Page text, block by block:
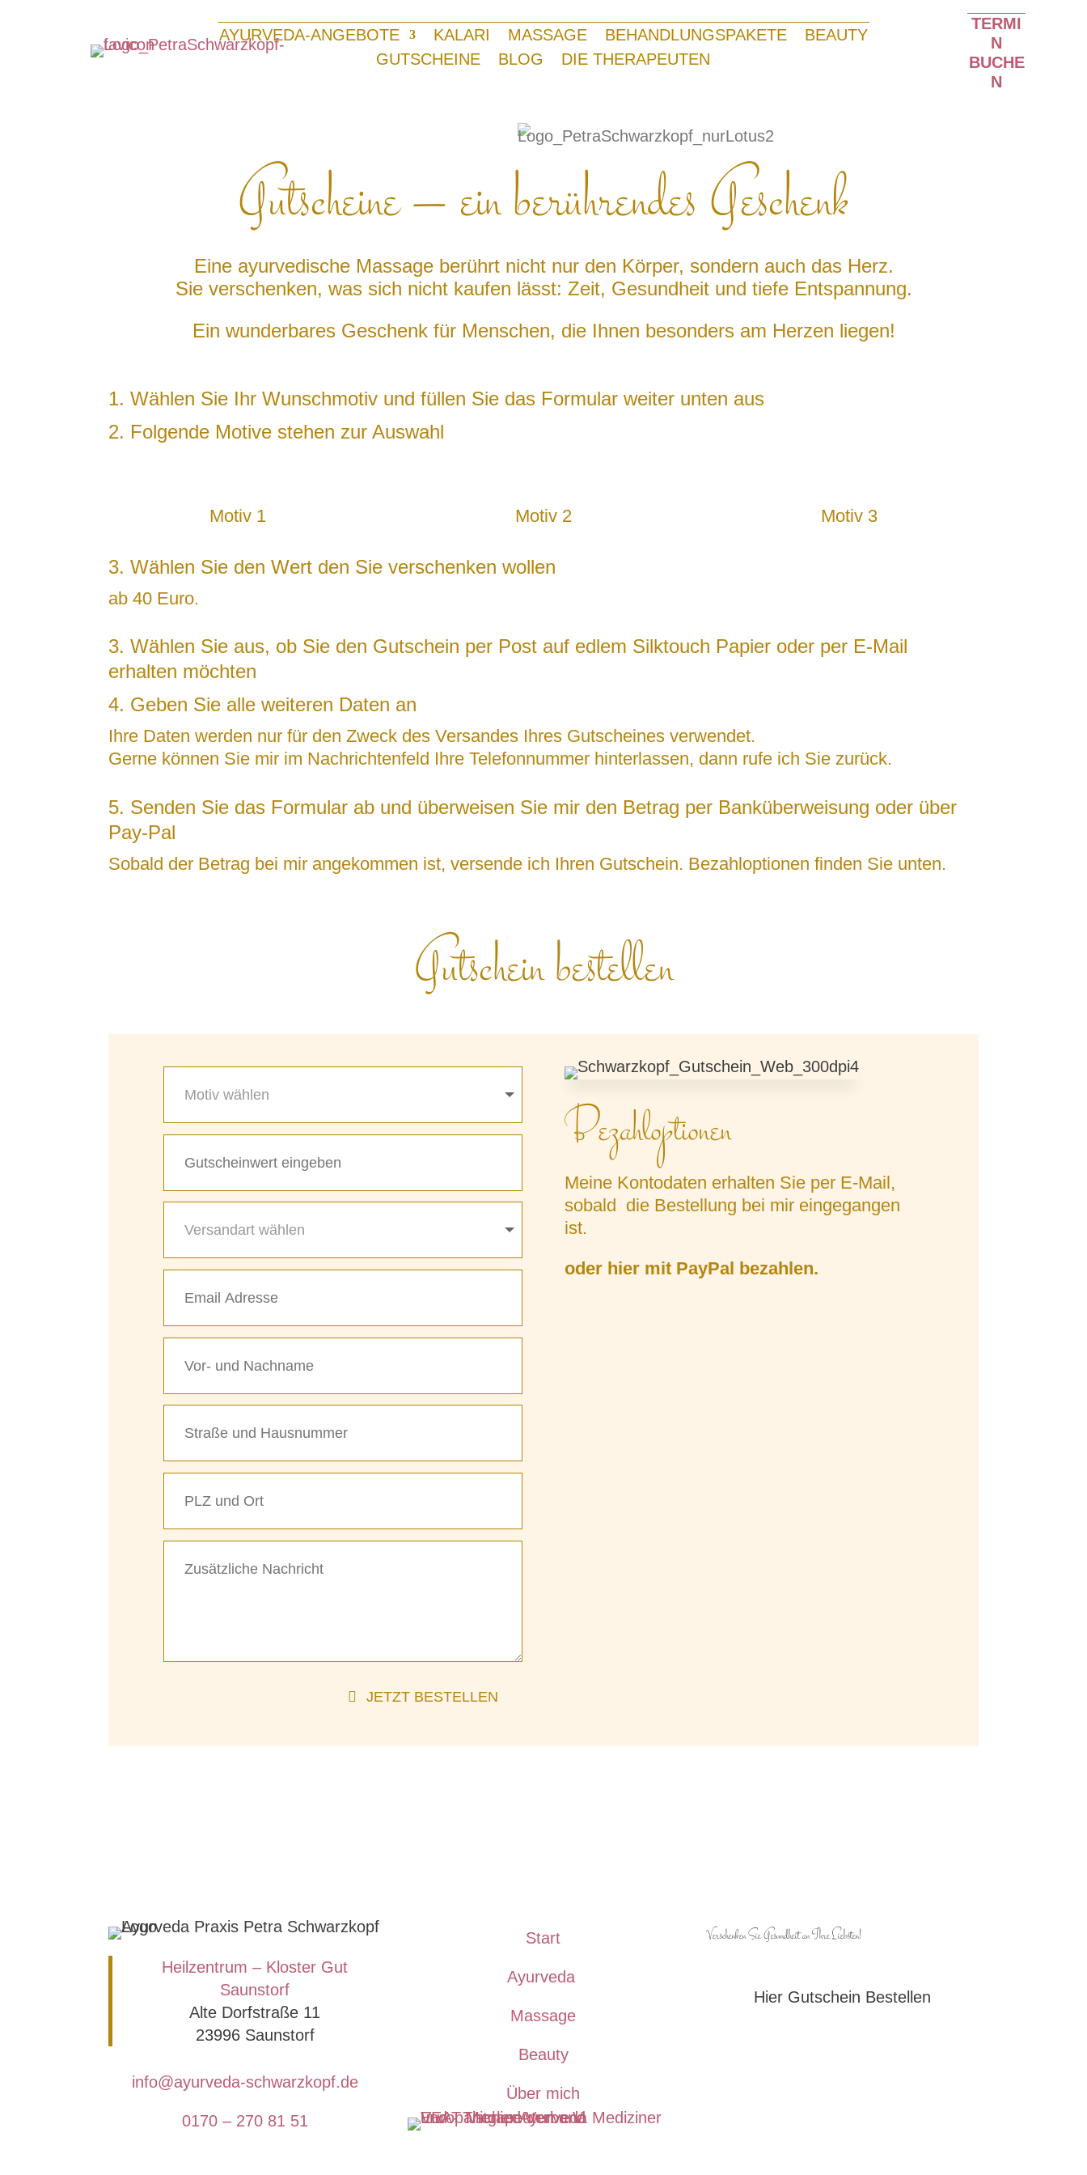
AYURVEDA-ANGEBOTE KALARI MASSAGE BEHANDLUNGSPAKETE
BEAUTY
GUTSCHEINE
BLOG DIE THERAPEUTEN
TERMI
N
BUCHE
N
Gutscheine – ein berührendes Geschenk
Eine ayurvedische Massage berührt nicht nur den Körper, sondern auch das Herz.
Sie verschenken, was sich nicht kaufen lässt: Zeit, Gesundheit und tiefe Entspannung.
Ein wunderbares Geschenk für Menschen, die Ihnen besonders am Herzen liegen!
1. Wählen Sie Ihr Wunschmotiv und füllen Sie das Formular weiter unten aus
2. Folgende Motive stehen zur Auswahl
Motiv 1 Motiv 2 Motiv 3
3. Wählen Sie den Wert den Sie verschenken wollen
ab 40 Euro.
3. Wählen Sie aus, ob Sie den Gutschein per Post auf edlem Silktouch Papier oder per E-Mail
erhalten möchten
4. Geben Sie alle weiteren Daten an
Ihre Daten werden nur für den Zweck des Versandes Ihres Gutscheines verwendet.
Gerne können Sie mir im Nachrichtenfeld Ihre Telefonnummer hinterlassen, dann rufe ich Sie zurück.
5. Senden Sie das Formular ab und überweisen Sie mir den Betrag per Banküberweisung oder über
Pay-Pal
Sobald der Betrag bei mir angekommen ist, versende ich Ihren Gutschein. Bezahloptionen finden Sie unten.
Gutschein bestellen
JETZT BESTELLEN
Bezahloptionen
Meine Kontodaten erhalten Sie per E-Mail,
sobald die Bestellung bei mir eingegangen
ist.
oder hier mit PayPal bezahlen.
Heilzentrum – Kloster Gut
Saunstorf
Alte Dorfstraße 11
23996 Saunstorf
info@ayurveda-schwarzkopf.de
0170 – 270 81 51
Start
Ayurveda
Massage
Beauty
Über mich
Verschenken Sie Gesundheit an Ihre Liebsten!
Hier Gutschein Bestellen